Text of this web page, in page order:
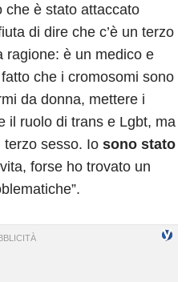
che è stato attaccato
di dire che c’è un terzo
ragione: è un medico e
che i cromosomi sono
da donna, mettere i
il ruolo di trans e Lgbt, ma
terzo sesso. Io sono stato
forse ho trovato un